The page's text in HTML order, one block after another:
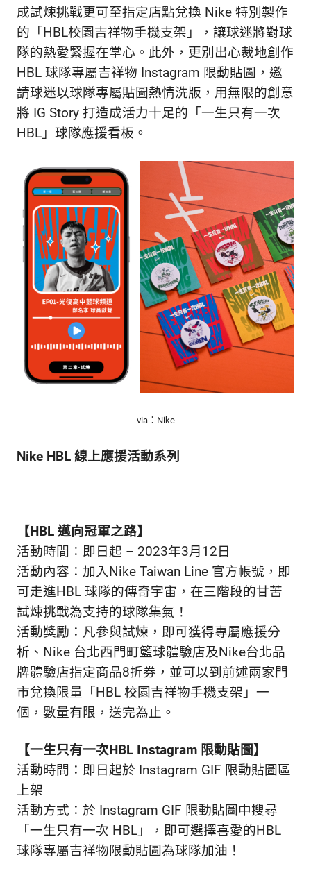
成試煉挑戰更可至指定店點兌換 Nike 特別製作
的「HBL校園吉祥物手機支架」，讓球迷將對球
隊的熱愛緊握在掌心。此外，更別出心裁地創作
HBL 球隊專屬吉祥物 Instagram 限動貼圖，邀
請球迷以球隊專屬貼圖熱情洗版，用無限的創意
將 IG Story 打造成活力十足的「一生只有一次
HBL」球隊應援看板。
via：Nike
Nike HBL 線上應援活動系列
【HBL 邁向冠軍之路】
活動時間：即日起 – 2023年3月12日
活動內容：加入Nike Taiwan Line 官方帳號，即
可走進HBL 球隊的傳奇宇宙，在三階段的甘苦
試煉挑戰為支持的球隊集氣！
活動獎勵：凡參與試煉，即可獲得專屬應援分
析、Nike 台北西門町籃球體驗店及Nike台北品
牌體驗店指定商品8折券，並可以到前述兩家門
市兌換限量「HBL 校園吉祥物手機支架」一
個，數量有限，送完為止。
【一生只有一次HBL Instagram 限動貼圖】
活動時間：即日起於 Instagram GIF 限動貼圖區
上架
活動方式：於 Instagram GIF 限動貼圖中搜尋
「一生只有一次 HBL」，即可選擇喜愛的HBL
球隊專屬吉祥物限動貼圖為球隊加油！